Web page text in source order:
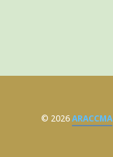
© 2026 ARACCMA